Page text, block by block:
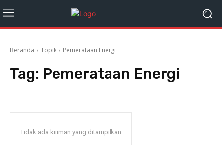
Beranda Topik Pemerataan Energi
Tag: Pemerataan Energi
Tidak ada kiriman yang ditampilkan